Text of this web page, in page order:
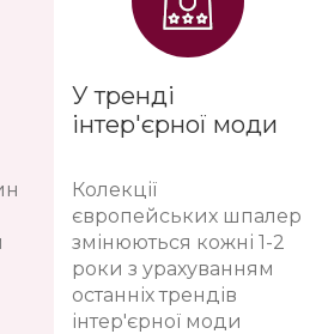
У тренді
інтер'єрної моди
Колекції
європейських шпалер
змінюються кожні 1-2
роки з урахуванням
останніх трендів
інтер'єрної моди